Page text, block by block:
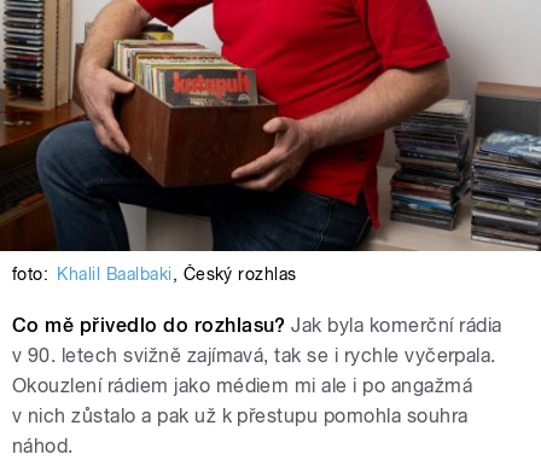
foto: Khalil Baalbaki, Český rozhlas
Co mě přivedlo do rozhlasu? Jak byla komerční rádia
v 90. letech svižně zajímavá, tak se i rychle vyčerpala.
Okouzlení rádiem jako médiem mi ale i po angažmá
v nich zůstalo a pak už k přestupu pomohla souhra
náhod.